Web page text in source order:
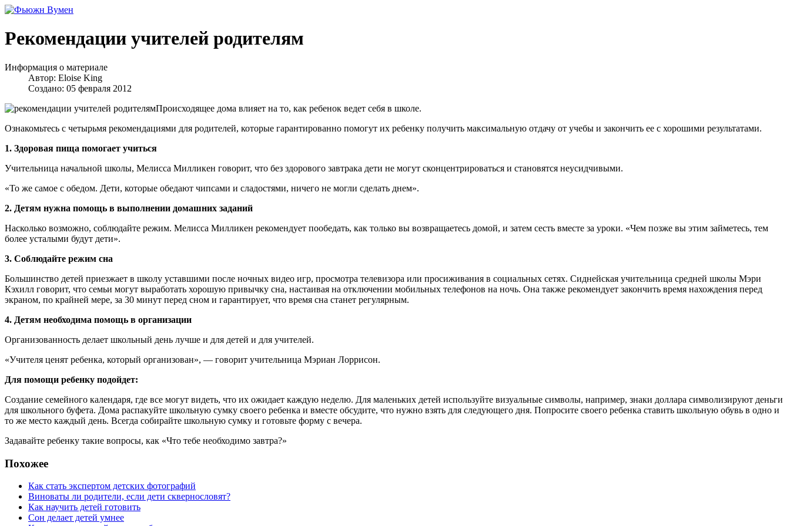
Рекомендации учителей родителям
Информация о материале
Автор: Eloise King
Создано: 05 февраля 2012
Происходящее дома влияет на то, как ребенок ведет себя в школе.
Ознакомьтесь с четырьмя рекомендациями для родителей, которые гарантированно помогут их ребенку получить максимальную отдачу от учебы и закончить ее с хорошими результатами.
1. Здоровая пища помогает учиться
Учительница начальной школы, Мелисса Милликен говорит, что без здорового завтрака дети не могут сконцентрироваться и становятся неусидчивыми.
«То же самое с обедом. Дети, которые обедают чипсами и сладостями, ничего не могли сделать днем».
2. Детям нужна помощь в выполнении домашних заданий
Насколько возможно, соблюдайте режим. Мелисса Милликен рекомендует пообедать, как только вы возвращаетесь домой, и затем сесть вместе за уроки. «Чем позже вы этим займетесь, тем
более усталыми будут дети».
3. Соблюдайте режим сна
Большинство детей приезжает в школу уставшими после ночных видео игр, просмотра телевизора или просиживания в социальных сетях. Сиднейская учительница средней школы Мэри
Кэхилл говорит, что семьи могут выработать хорошую привычку сна, настаивая на отключении мобильных телефонов на ночь. Она также рекомендует закончить время нахождения перед
экраном, по крайней мере, за 30 минут перед сном и гарантирует, что время сна станет регулярным.
4. Детям необходима помощь в организации
Организованность делает школьный день лучше и для детей и для учителей.
«Учителя ценят ребенка, который организован», — говорит учительница Мэриан Лоррисон.
Для помощи ребенку подойдет:
Создание семейного календаря, где все могут видеть, что их ожидает каждую неделю. Для маленьких детей используйте визуальные символы, например, знаки доллара символизируют деньги
для школьного буфета. Дома распакуйте школьную сумку своего ребенка и вместе обсудите, что нужно взять для следующего дня. Попросите своего ребенка ставить школьную обувь в одно и
то же место каждый день. Всегда собирайте школьную сумку и готовьте форму с вечера.
Задавайте ребенку такие вопросы, как «Что тебе необходимо завтра?»
Похожее
Как стать экспертом детских фотографий
Виноваты ли родители, если дети сквернословят?
Как научить детей готовить
Сон делает детей умнее